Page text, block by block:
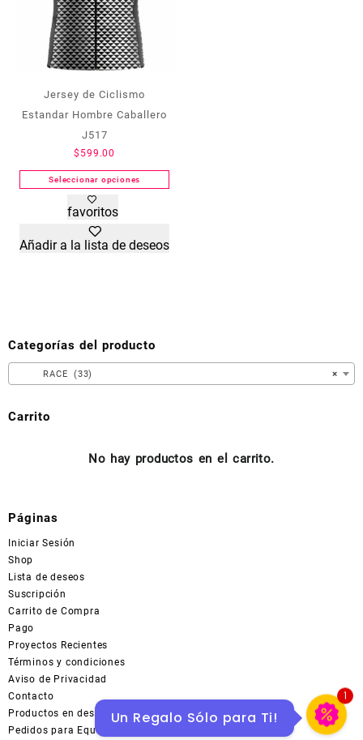
de
producto
Jersey de Ciclismo
Estandar Hombre Caballero
J517
$ 599.00
Seleccionar opciones
Este
producto
tiene
múltiples
elegir
la
favoritos
Añadir a la lista de deseos
Categorías del producto
×
RACE (33)
Carrito
No hay productos en el carrito.
Páginas
Iniciar Sesión
Shop
Lista de deseos
Suscripción
Carrito de Compra
Pago
Proyectos Recientes
Términos y condiciones
Aviso de Privacidad
Contacto
Productos en descuentos en MERCADOLIBRE
Pedidos para Equipo
Un Regalo Sólo para Ti!
1